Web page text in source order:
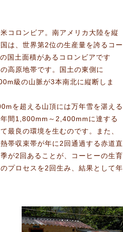
コロンビア。南アメリカ大陸を縦
は、世界第2位の生産量を誇るコー
国土面積があるコロンビアです
高原地帯です。国土の東側に
級の山脈が3本南北に縦断しま
を超える山頂には万年雪を湛える
間1,800mm～2,400mmに達する
最良の環境を生むのです。また、
帯収束帯が年に2回通過する赤道直
が2回あることが、コーヒーの生育
プロセスを2回生み、結果として年